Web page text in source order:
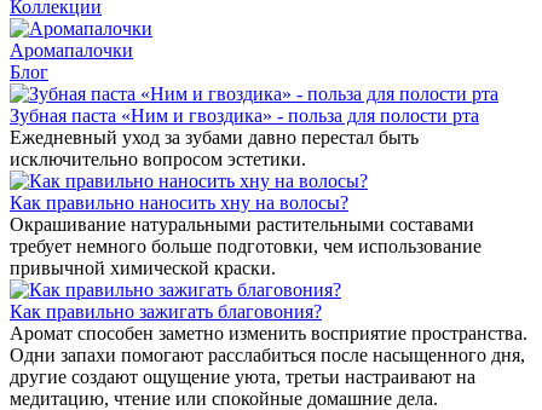
Коллекции
Аромапалочки
Блог
Зубная паста «Ним и гвоздика» - польза для полости рта
Ежедневный уход за зубами давно перестал быть
исключительно вопросом эстетики.
Как правильно наносить хну на волосы?
Окрашивание натуральными растительными составами
требует немного больше подготовки, чем использование
привычной химической краски.
Как правильно зажигать благовония?
Аромат способен заметно изменить восприятие пространства.
Одни запахи помогают расслабиться после насыщенного дня,
другие создают ощущение уюта, третьи настраивают на
медитацию, чтение или спокойные домашние дела.